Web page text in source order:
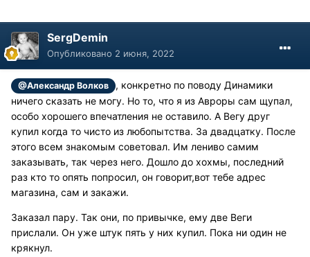
SergDemin
Опубликовано 2 июня, 2022
@Александр Волков
, конкретно по поводу Динамики
ничего сказать не могу. Но то, что я из Авроры сам щупал,
особо хорошего впечатления не оставило. А Вегу друг
купил когда то чисто из любопытства. За двадцатку. После
этого всем знакомым советовал. Им лениво самим
заказывать, так через него. Дошло до хохмы, последний
раз кто то опять попросил, он говорит,вот тебе адрес
магазина, сам и закажи.
Заказал пару. Так они, по привычке, ему две Веги
прислали. Он уже штук пять у них купил. Пока ни один не
крякнул.